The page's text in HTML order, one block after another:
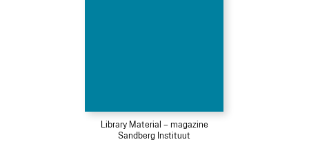
Library Material – magazine
Sandberg Instituut